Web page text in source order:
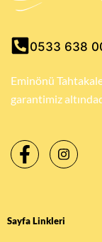
0533 638
Eminönü
garantimiz
Sayfa Linkleri